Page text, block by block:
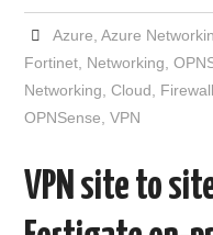
Azure Azure
Fortinet Networking ,
Networking ,Cloud Firewall
OPNSense ,VPN
VPN site to